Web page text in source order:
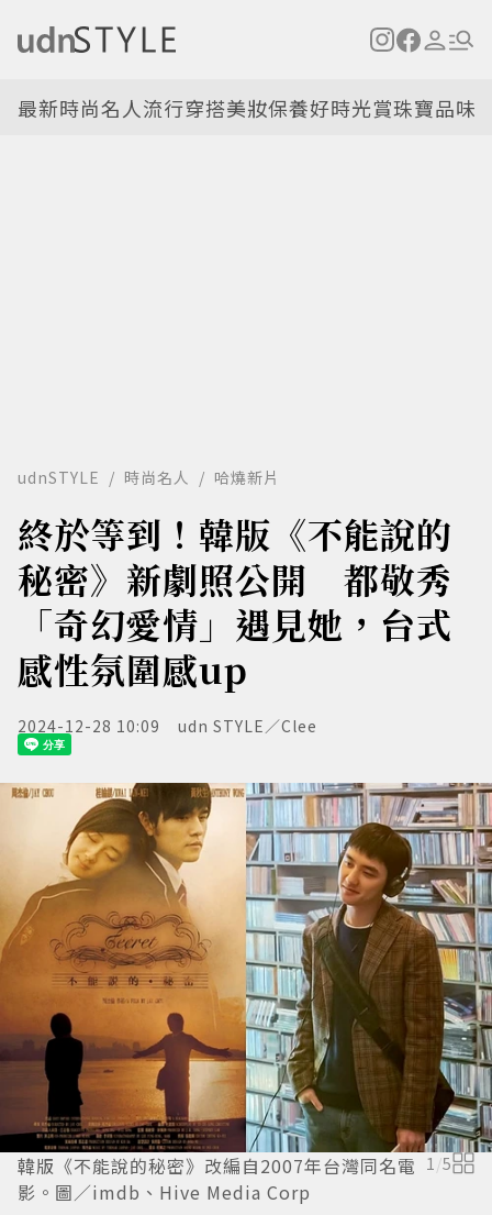
最新時尚名人流行穿搭美妝保養好時光賞珠寶品味
udnSTYLE 時尚名人 哈燒新片
終於等到！韓版《不能說的
秘密》新劇照公開 都敬秀
「奇幻愛情」遇見她，台式
感性氛圍感up
2024-12-28 10:09 udn STYLE／Clee
韓版《不能說的秘密》改編自2007年台灣同名電
影。圖／imdb、Hive Media Corp
1/5